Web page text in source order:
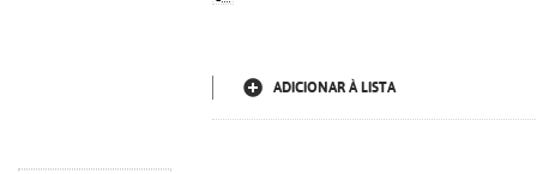
ADICIONAR À LISTA